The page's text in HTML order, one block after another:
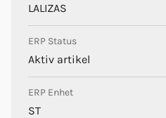
LALIZAS
ERP Status
Aktiv artikel
ERP Enhet
ST